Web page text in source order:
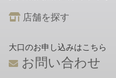
店舗を探す
大口のお申し込みはこちら
お問い合わせ